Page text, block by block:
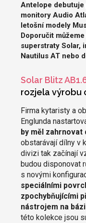
Antelope
monitory Audio
letošní modely
Doporučit
superstraty Solar,
Nautilus AT nebo
Solar Blitz
rozjela výrobu
Firma kytaristy a
Englunda
by měl
obstarávají dílny v
divizi tak začínají
budou disponovat
s novými
speciálními
zpochybňujícími
nástrojem na
této kolekce jsou